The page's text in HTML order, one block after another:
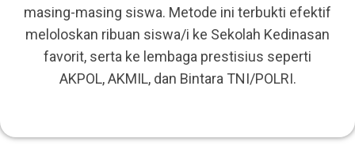
masing-masing siswa. Metode ini terbukti efektif
meloloskan ribuan siswa/i ke Sekolah Kedinasan
favorit, serta ke lembaga prestisius seperti
AKPOL, AKMIL, dan Bintara TNI/POLRI.